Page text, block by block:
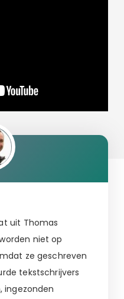
uit Thomas
niet op
ze geschreven
tekstschrijvers
ingezonden